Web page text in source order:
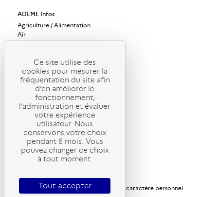
ADEME Infos
Agriculture / Alimentation
Air
Bâtiments
Changement climatique
Économie circulaire / Déchets
Énergies
Industrie / Production durable
Mobilité / Transports
Société / Politiques publiques
Urbanisme / Territoires / Sols
ADEME Magazine
ADEME Recherche
ADEME International
ADEME Stratégie
Mentions légales
Politique de protection des données à caractère personnel
Ce site utilise des
cookies pour mesurer la
fréquentation du site afin
d’en améliorer le
fonctionnement,
l’administration et évaluer
votre expérience
utilisateur. Nous
conservons votre choix
pendant 6 mois. Vous
pouvez changer ce choix
à tout moment.
Tout accepter